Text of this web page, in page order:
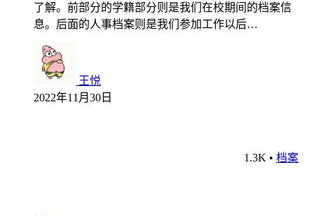
了解。前部分的学籍部分则是我们在校期间的档案信
息。后面的人事档案则是我们参加工作以后…
王悦
2022年11月30日
1.3K • 档案